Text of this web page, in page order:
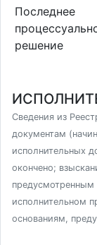
Последнее
решение
Сведения из
документам
исполнительных
окончено;
предусмотренным
исполнительном
основаниям,